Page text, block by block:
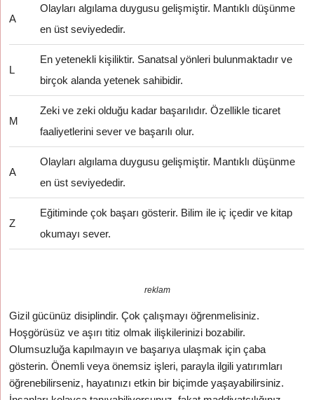
A
Olayları algılama duygusu gelişmiştir. Mantıklı düşünme
en üst seviyededir.
L
En yetenekli kişiliktir. Sanatsal yönleri bulunmaktadır ve
birçok alanda yetenek sahibidir.
M
Zeki ve zeki olduğu kadar başarılıdır. Özellikle ticaret
faaliyetlerini sever ve başarılı olur.
A
Olayları algılama duygusu gelişmiştir. Mantıklı düşünme
en üst seviyededir.
Z
Eğitiminde çok başarı gösterir. Bilim ile iç içedir ve kitap
okumayı sever.
reklam
Gizil gücünüz disiplindir. Çok çalışmayı öğrenmelisiniz.
Hoşgörüsüz ve aşırı titiz olmak ilişkilerinizi bozabilir.
Olumsuzluğa kapılmayın ve başarıya ulaşmak için çaba
gösterin. Önemli veya önemsiz işleri, parayla ilgili yatırımları
öğrenebilirseniz, hayatınızı etkin bir biçimde yaşayabilirsiniz.